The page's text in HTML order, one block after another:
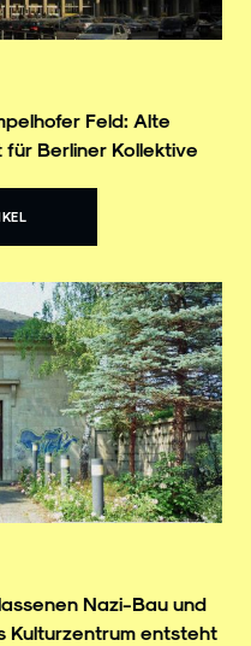
Feld: Alte
Berliner Kollektive
Nazi-Bau und
Kulturzentrum entsteht